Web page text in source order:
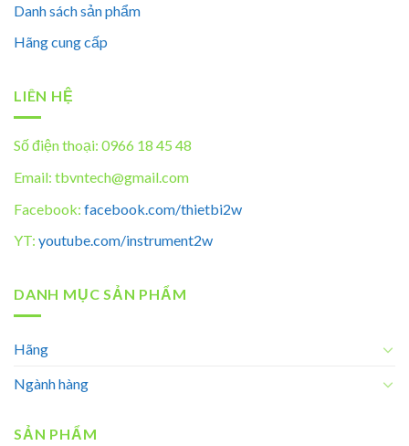
Danh sách sản phẩm
Hãng cung cấp
LIÊN HỆ
Số điện thoại: 0966 18 45 48
Email: tbvntech@gmail.com
Facebook: facebook.com/thietbi2w
YT: youtube.com/instrument2w
DANH MỤC SẢN PHẨM
Hãng
Ngành hàng
SẢN PHẨM